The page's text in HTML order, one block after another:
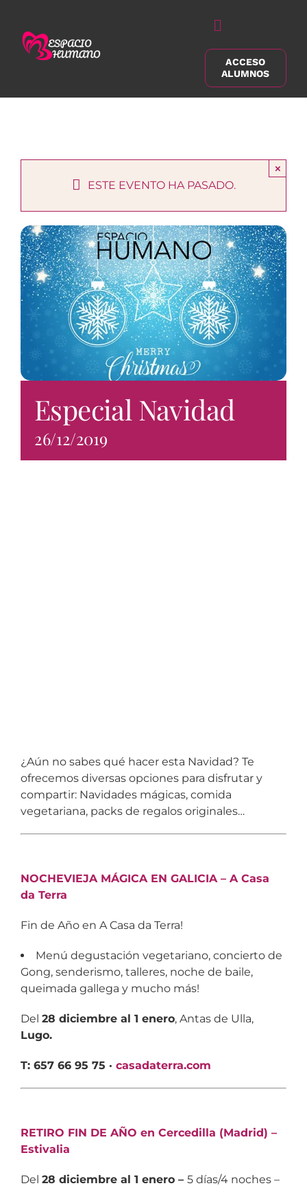
contenido
Alternar
navegación
Buscar:
ACCESO
ALUMNOS
ESTE EVENTO HA PASADO.
×
Especial Navidad
26/12/2019
¿Aún no sabes qué hacer esta Navidad? Te
ofrecemos diversas opciones para disfrutar y
compartir: Navidades mágicas, comida
vegetariana, packs de regalos originales…
NOCHEVIEJA MÁGICA EN GALICIA – A Casa
da Terra
Fin de Año en A Casa da Terra!
Menú degustación vegetariano, concierto de
Gong, senderismo, talleres, noche de baile,
queimada gallega y mucho más!
Del 28 diciembre al 1 enero, Antas de Ulla,
Lugo.
T: 657 66 95 75 · casadaterra.com
RETIRO FIN DE AÑO en Cercedilla (Madrid) –
Estivalia
Del 28 diciembre al 1 enero – 5 días/4 noches –